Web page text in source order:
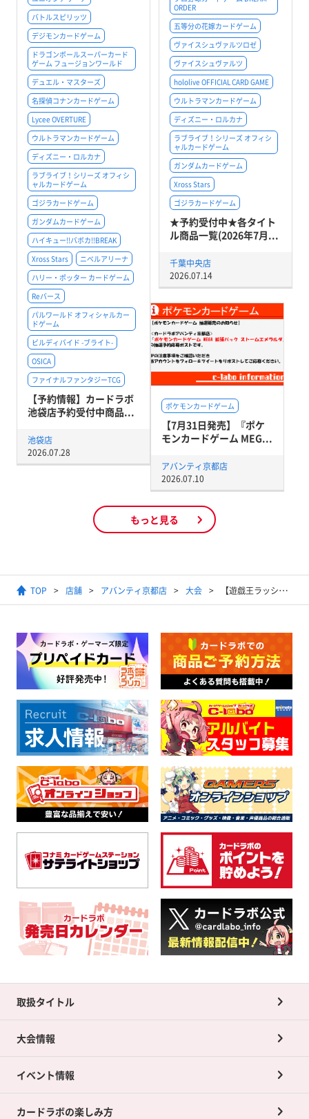
バトルスピリッツ
デジモンカードゲーム
ドラゴンボールスーパーカード
ゲーム フュージョンワールド
デュエル・マスターズ
名探偵コナンカードゲーム
Lycee OVERTURE
ウルトラマンカードゲーム
ディズニー・ロルカナ
ラブライブ！シリーズ オフィシ
ャルカードゲーム
ゴジラカードゲーム
ガンダムカードゲーム
ハイキュー!!バボカ!!BREAK
Xross Stars
ニベルアリーナ
ハリー・ポッター カードゲーム
Reバース
パルワールド オフィシャルカー
ドゲーム
ビルディバイド -ブライト-
OSICA
ファイナルファンタジーTCG
【予約情報】カードラボ
池袋店予約受付中商品...
池袋店
2026.07.28
ORDER
五等分の花嫁カードゲーム
ヴァイスシュヴァルツロゼ
ヴァイスシュヴァルツ
hololive OFFICIAL CARD GAME
ウルトラマンカードゲーム
ディズニー・ロルカナ
ラブライブ！シリーズ オフィシ
ャルカードゲーム
ガンダムカードゲーム
Xross Stars
ゴジラカードゲーム
★予約受付中★各タイト
ル商品一覧(2026年7月...
千葉中央店
2026.07.14
ポケモンカードゲーム
【7月31日発売】『ポケ
モンカードゲーム MEG...
アバンティ京都店
2026.07.10
もっと見る
TOP 店舗 アバンティ京都店 大会 【遊戯王ラッシュデュエル】トーナメントバトル マッチ戦
取扱タイトル
大会情報
イベント情報
カードラボの楽しみ方